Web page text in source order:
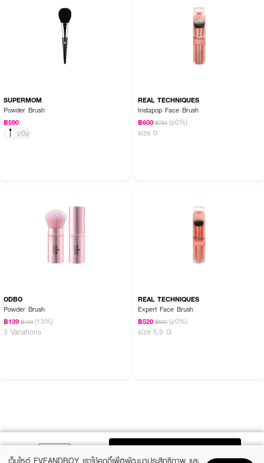
SUPERMOM
Powder Brush
฿590
202
REAL TECHNIQUES
Instapop Face Brush
฿600 ฿750 (20%)
size 0
ODBO
Powder Brush
฿139 ฿159 (13%)
3 Variations
REAL TECHNIQUES
Expert Face Brush
฿520 ฿650 (20%)
size 5.5 G
เว็บไซต์ EVEANDBOY เราใช้คุกกี้เพื่อพัฒนาประสิทธิภาพ และ